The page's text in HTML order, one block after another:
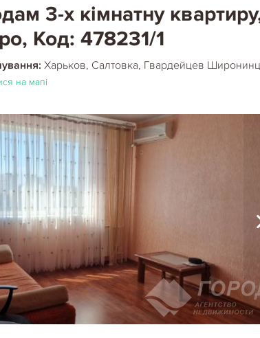
3-х кімнатну
Код: 478231/1
Харьков, Салтовка, Гвардейцев
на мапі